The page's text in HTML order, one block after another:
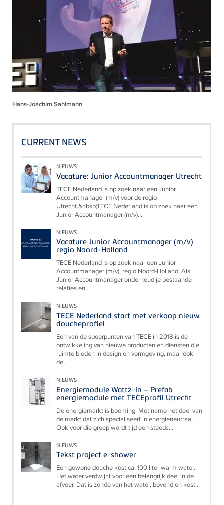
Hans-Joachim Sahlmann
CURRENT NEWS
NIEUWS
Vacature: Junior Accountmanager Utrecht
TECE Nederland is op zoek naar een Junior
Accountmanager (m/v) voor de regio
Utrecht.&nbsp;TECE Nederland is op zoek naar een
Junior Accountmanager (m/v)...
NIEUWS
Vacature Junior Accountmanager (m/v)
regio Noord-Holland
TECE Nederland is op zoek naar een Junior
Accountmanager (m/v), regio Noord-Holland. Als
Junior Accountmanager onderhoud je bestaande
relaties en...
NIEUWS
TECE Nederland start met verkoop nieuw
doucheprofiel
Een van de speerpunten van TECE in 2018 is de
ontwikkeling van nieuwe producten en diensten die
ruimte bieden in design en vormgeving, maar ook
de...
NIEUWS
Energiemodule Wattz-In – Prefab
energiemodule met TECEprofil Utrecht
De energiemarkt is booming. Met name het deel van
de markt dat zich specialiseert in energieneutraal.
Ook voor die groep wordt tijd een steeds...
NIEUWS
Tekst project e-shower
Een gewone douche kost ca. 100 liter warm water.
Het water verdwijnt voor een belangrijk deel in de
afvoer. Dat is zonde van het water, bovendien kost...